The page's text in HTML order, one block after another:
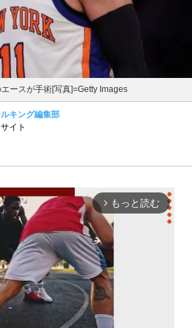
ースが手術[写真]=Getty Images
キング編集部
イト
arrow_forward_ios もっと読む